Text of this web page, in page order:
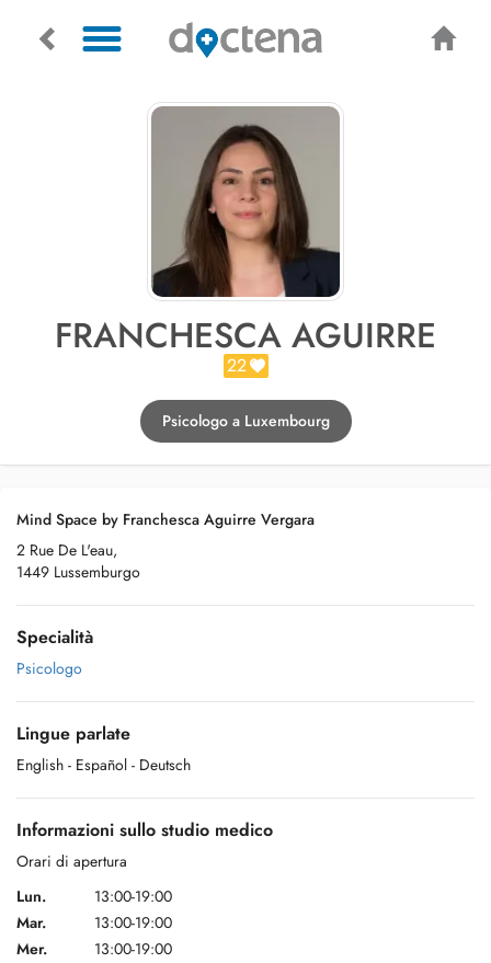
FRANCHESCA AGUIRRE
22
Psicologo a Luxembourg
Mind Space by Franchesca Aguirre Vergara
2 Rue De L'eau,
1449 Lussemburgo
Specialità
Psicologo
Lingue parlate
English - Español - Deutsch
Informazioni sullo studio medico
Orari di apertura
Lun.
13:00-19:00
Mar.
13:00-19:00
Mer.
13:00-19:00